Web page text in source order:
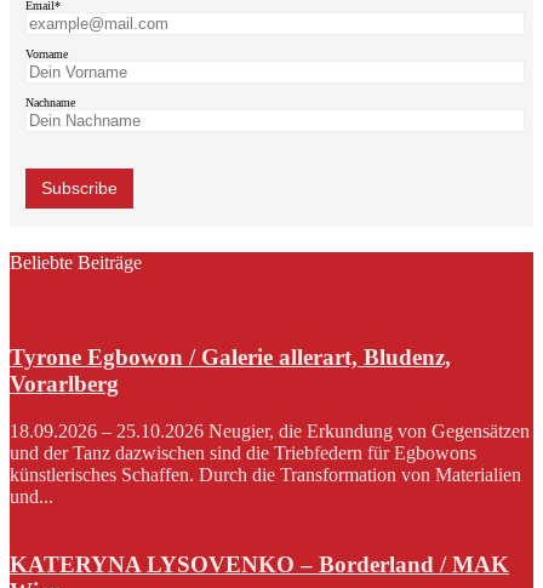
Email*
Vorname
Nachname
Beliebte Beiträge
Tyrone Egbowon / Galerie allerart, Bludenz,
Vorarlberg
18.09.2026 – 25.10.2026 Neugier, die Erkundung von Gegensätzen
und der Tanz dazwischen sind die Triebfedern für Egbowons
künstlerisches Schaffen. Durch die Transformation von Materialien
und...
KATERYNA LYSOVENKO – Borderland / MAK